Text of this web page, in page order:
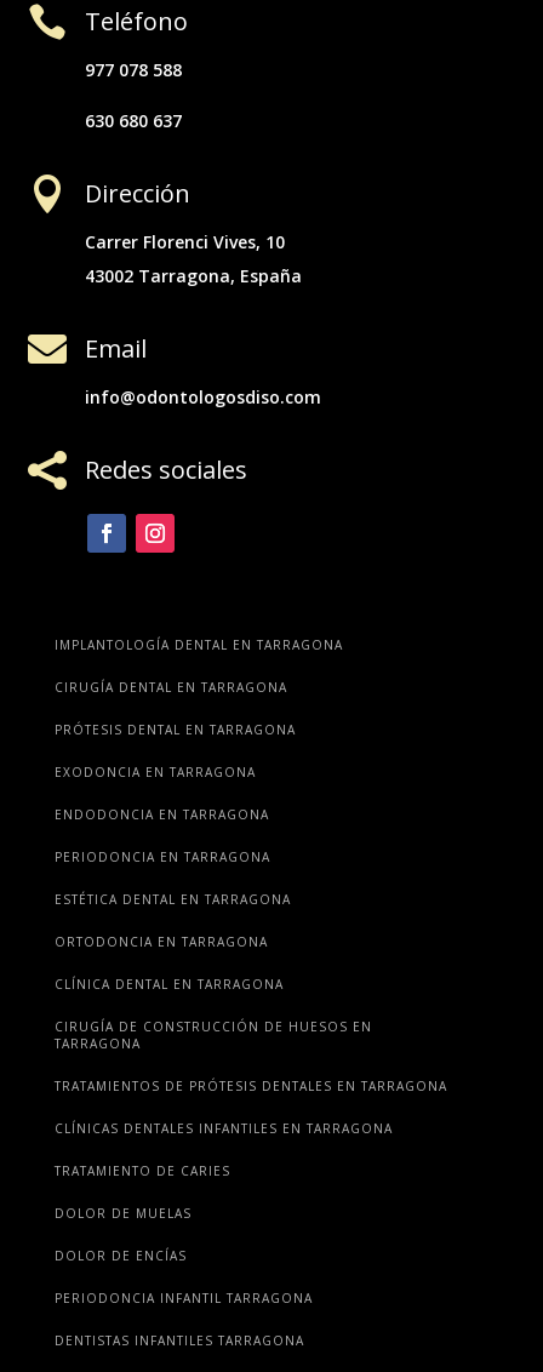
 Teléfono
977 078 588
630 680 637
 Dirección
Carrer Florenci Vives, 10
43002 Tarragona, España
 Email
info@odontologosdiso.com
 Redes sociales
IMPLANTOLOGÍA DENTAL EN TARRAGONA
CIRUGÍA DENTAL EN TARRAGONA
PRÓTESIS DENTAL EN TARRAGONA
EXODONCIA EN TARRAGONA
ENDODONCIA EN TARRAGONA
PERIODONCIA EN TARRAGONA
ESTÉTICA DENTAL EN TARRAGONA
ORTODONCIA EN TARRAGONA
CLÍNICA DENTAL EN TARRAGONA
CIRUGÍA DE CONSTRUCCIÓN DE HUESOS EN
TARRAGONA
TRATAMIENTOS DE PRÓTESIS DENTALES EN TARRAGONA
CLÍNICAS DENTALES INFANTILES EN TARRAGONA
TRATAMIENTO DE CARIES
DOLOR DE MUELAS
DOLOR DE ENCÍAS
PERIODONCIA INFANTIL TARRAGONA
DENTISTAS INFANTILES TARRAGONA